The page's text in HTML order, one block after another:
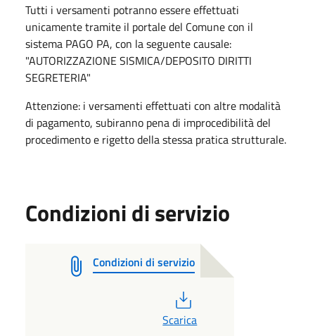
Tutti i versamenti potranno essere effettuati
unicamente tramite il portale del Comune​ con il
sistema PAGO PA, con la seguente causale:
"AUTORIZZAZIONE SISMICA/DEPOSITO DIRITTI
SEGRETERIA"​
Attenzione: i versamenti effettuati con altre modalità
di pagamento, subiranno pena di improcedibilità del
procedimento e rigetto della stessa pratica strutturale. ​
Condizioni di servizio
Condizioni di servizio
Scarica